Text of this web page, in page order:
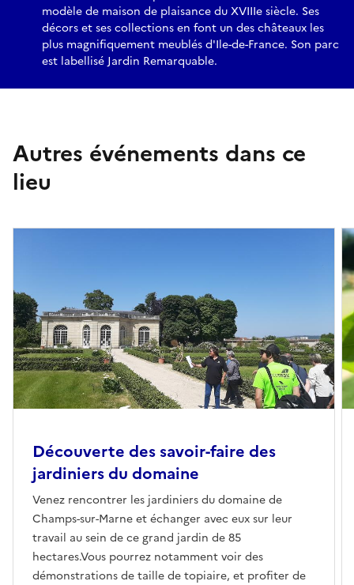
modèle de maison de plaisance du XVIIIe siècle. Ses
décors et ses collections en font un des châteaux les
plus magnifiquement meublés d'Ile-de-France. Son parc
est labellisé Jardin Remarquable.
Autres événements dans ce
lieu
Découverte des savoir-faire des
jardiniers du domaine
Venez rencontrer les jardiniers du domaine de
Champs-sur-Marne et échanger avec eux sur leur
travail au sein de ce grand jardin de 85
hectares.Vous pourrez notamment voir des
démonstrations de taille de topiaire, et profiter de